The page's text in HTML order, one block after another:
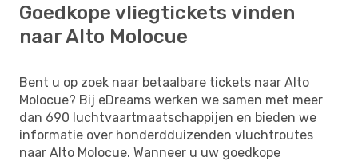
Goedkope vliegtickets vinden
naar Alto Molocue
Bent u op zoek naar betaalbare tickets naar Alto
Molocue? Bij eDreams werken we samen met meer
dan 690 luchtvaartmaatschappijen en bieden we
informatie over honderdduizenden vluchtroutes
naar Alto Molocue. Wanneer u uw goedkope